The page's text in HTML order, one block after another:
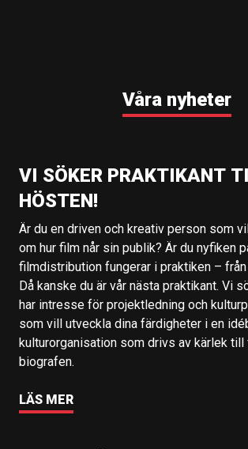
Våra nyheter
VI SÖKER PRAKTIKANT
HÖSTEN!
Är du en driven och kreativ person som
om hur film når sin publik? Är du nyfiken
filmdistribution fungerar i praktiken –
Då kanske du är vår nästa praktikant. Vi
har intresse för projektledning och
som vill utveckla dina färdigheter i en
kulturorganisation som drivs av kärlek till
biografen.
LÄS MER